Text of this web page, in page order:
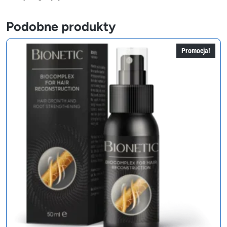
Podobne produkty
Promocja!